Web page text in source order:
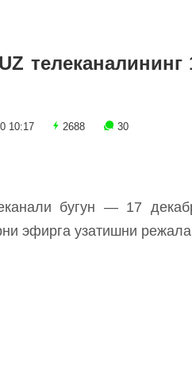
телеканалининг
10:17 2688 30
бугун — 17
эфирга узатишни